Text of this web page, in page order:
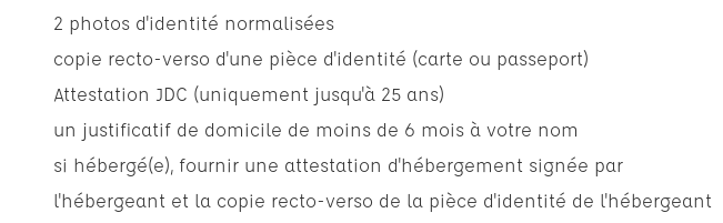
2 photos d'identité normalisées
copie recto-verso d'une pièce d'identité (carte ou passeport)
Attestation JDC (uniquement jusqu'à 25 ans)
un justificatif de domicile de moins de 6 mois à votre nom
si hébergé(e), fournir une attestation d'hébergement signée par
l'hébergeant et la copie recto-verso de la pièce d'identité de l'hébergeant